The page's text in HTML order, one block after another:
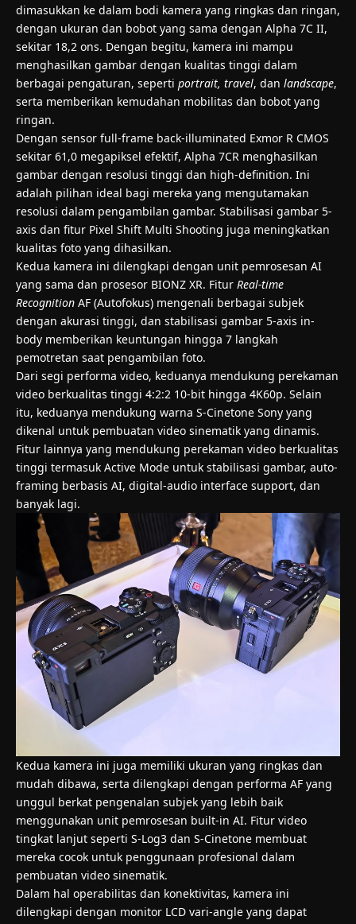
dimasukkan ke dalam bodi kamera yang ringkas dan ringan,
dengan ukuran dan bobot yang sama dengan Alpha 7C II,
sekitar 18,2 ons. Dengan begitu, kamera ini mampu
menghasilkan gambar dengan kualitas tinggi dalam
berbagai pengaturan, seperti portrait, travel, dan landscape,
serta memberikan kemudahan mobilitas dan bobot yang
ringan.
Dengan sensor full-frame back-illuminated Exmor R CMOS
sekitar 61,0 megapiksel efektif, Alpha 7CR menghasilkan
gambar dengan resolusi tinggi dan high-definition. Ini
adalah pilihan ideal bagi mereka yang mengutamakan
resolusi dalam pengambilan gambar. Stabilisasi gambar 5-
axis dan fitur Pixel Shift Multi Shooting juga meningkatkan
kualitas foto yang dihasilkan.
Kedua kamera ini dilengkapi dengan unit pemrosesan AI
yang sama dan prosesor BIONZ XR. Fitur Real-time
Recognition AF (Autofokus) mengenali berbagai subjek
dengan akurasi tinggi, dan stabilisasi gambar 5-axis in-
body memberikan keuntungan hingga 7 langkah
pemotretan saat pengambilan foto.
Dari segi performa video, keduanya mendukung perekaman
video berkualitas tinggi 4:2:2 10-bit hingga 4K60p. Selain
itu, keduanya mendukung warna S-Cinetone Sony yang
dikenal untuk pembuatan video sinematik yang dinamis.
Fitur lainnya yang mendukung perekaman video berkualitas
tinggi termasuk Active Mode untuk stabilisasi gambar, auto-
framing berbasis AI, digital-audio interface support, dan
banyak lagi.
Kedua kamera ini juga memiliki ukuran yang ringkas dan
mudah dibawa, serta dilengkapi dengan performa AF yang
unggul berkat pengenalan subjek yang lebih baik
menggunakan unit pemrosesan built-in AI. Fitur video
tingkat lanjut seperti S-Log3 dan S-Cinetone membuat
mereka cocok untuk penggunaan profesional dalam
pembuatan video sinematik.
Dalam hal operabilitas dan konektivitas, kamera ini
dilengkapi dengan monitor LCD vari-angle yang dapat